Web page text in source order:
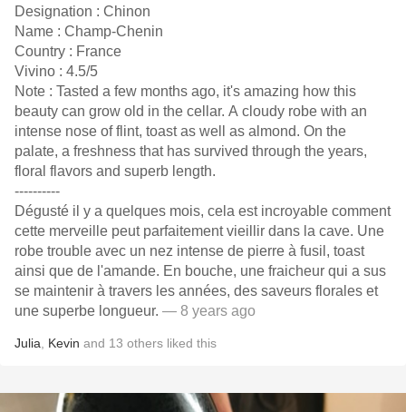
Designation : Chinon
Name : Champ-Chenin
Country : France
Vivino : 4.5/5
Note : Tasted a few months ago, it's amazing how this
beauty can grow old in the cellar. A cloudy robe with an
intense nose of flint, toast as well as almond. On the
palate, a freshness that has survived through the years,
floral flavors and superb length.
----------
Dégusté il y a quelques mois, cela est incroyable comment
cette merveille peut parfaitement vieillir dans la cave. Une
robe trouble avec un nez intense de pierre à fusil, toast
ainsi que de l'amande. En bouche, une fraicheur qui a sus
se maintenir à travers les années, des saveurs florales et
une superbe longueur. — 8 years ago
Julia Kevin and 13 others liked this